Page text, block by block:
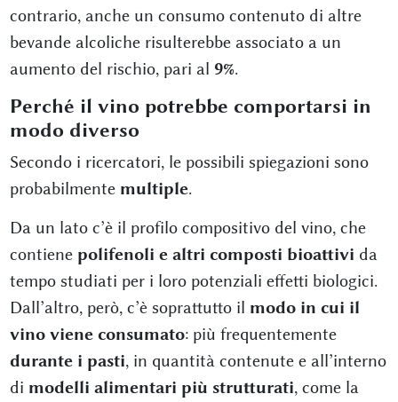
contrario, anche un consumo contenuto di altre
bevande alcoliche risulterebbe associato a un
aumento del rischio, pari al 9%.
Perché il vino potrebbe comportarsi in
modo diverso
Secondo i ricercatori, le possibili spiegazioni sono
probabilmente multiple.
Da un lato c’è il profilo compositivo del vino, che
contiene polifenoli e altri composti bioattivi da
tempo studiati per i loro potenziali effetti biologici.
Dall’altro, però, c’è soprattutto il modo in cui il
vino viene consumato: più frequentemente
durante i pasti, in quantità contenute e all’interno
di modelli alimentari più strutturati, come la